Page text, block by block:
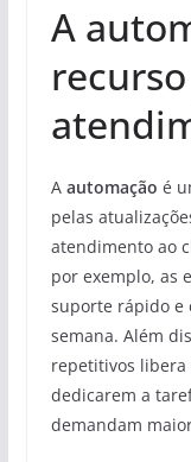
A
A automação é
pelas
atendimento ao
por exemplo, as
suporte rápido e
semana. Além
repetitivos libera
dedicarem a
demandam